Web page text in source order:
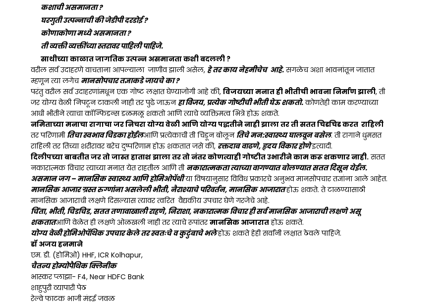
कशाची असमानता ?
घरगुती उत्पन्नाची की जेडीपी दरडोई?
कोणाकोणा मध्ये असमानता ?
ती व्यक्ती व्यक्तींच्या स्तरावर पाहिली पाहिजे.
साथीच्या काळात जागतिक उत्पन्न असमानता कशी बदलली ?
वरील सर्व उदाहरणे वाचताना आपल्याला जाणीव झाली असेल, हे तर काय नेहमीचेच आहे.सगळेच अशा भावनांतून जातात
म्हणून त्या लगेच मानसोपचार तज्ञाकडे जायचे का ?
परंतु वरील सर्व उदाहरणांमधून एक गोष्ट लक्षात घेण्याजोगी आहे की, विजयच्या मनात ही भीतीची भावना निर्माण झाली, ती
जर योग्य वेळी निपटून टाकली नाही तर पुढे जाऊन हा विजय, प्रत्येक गोष्टीची भीती घेऊ शकतो.कोणतेही काम करण्याच्या
आधी भीतीने त्याचा कॉन्फिडन्स डळमळू शकतो आणि त्याचे व्यक्तिमत्व भित्रे होऊ शकते.
नमिताच्या मनाचा रागाचा जर निचरा योग्य वेळी आणि योग्य पद्धतीने नाही झाला तर ती सतत चिडचिड करत राहिली
तर परिणामी तिचा स्वभाव चिडका होईलआणि प्रत्येकाची ती चिडून बोलून तिचे मन:स्वास्थ्य घालवून बसेल. ती रागाने धुमसत
राहिली तर तिच्या शरीरावर बरेच दुष्परिणाम होऊ शकतात जसे की, रक्तदाब वाढणे, हृदय विकार होणेइत्यादी.
दिलीपच्या बाबतीत जर तो जास्त हाताश झाला तर तो नंतर कोणत्याही गोष्टीत उभारीने काम करू शकणार नाही.सतत
नकारात्मक विचार त्याच्या मनात येत राहतील आणि ती नकारात्मकता त्याच्या वागण्यात बोलण्यात सतत दिसून येईल.
असमान जग – मानसिक स्वास्थ्य आणि होमिओपॅथीया विषयानुसार विविध प्रकारचे अनुभव मानसोपचार तज्ञांना आले आहेत.
मानसिक आजार ग्रस्त रुग्णांना असलेली भीती, नैराश्याचे परिवर्तन, मानसिक आजारातहोऊ शकते. ते टाळण्यासाठी
मानसिक आजाराची लक्षणे दिसल्यास त्यावर त्वरित वैद्यकीय उपचार घेणे गरजेचे आहे.
चिंता, भीती, चिडचिड, सतत तणावाखाली राहणे, निराशा, नकारात्मक विचार ही सर्व मानसिक आजाराची लक्षणे असू
शकतातआणि वेळेत ही लक्षणे ओळखली नाही तर त्याचे रूपांतरमानसिक आजारातहोऊ शकते.
योग्य वेळी होमिओपॅथिक उपचार केले तर स्वतःचे व कुटुंबाचे भलेहोऊ शकते हेही सर्वांनी लक्षात ठेवले पाहिजे.
डॉ अजय हनमाने
एम. डी. (होमिओ) HHF, ICR Kolhapur,
चैतन्य होम्योपैथिक क्लिनीक
भास्कर प्लाझा- F4, Near HDFC Bank
शाहुपुरी व्यापारी पेठ
रेल्वे फाटक भाजी मंडई जवळ